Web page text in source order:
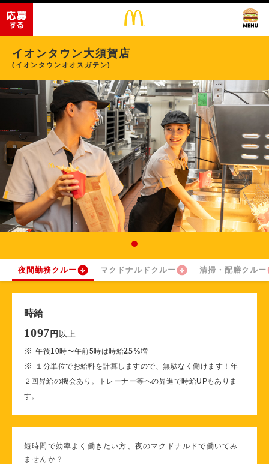
イオンタウン大須賀店
(イオンタウンオオスガテン)
夜間勤務クルー マクドナルドクルー 清掃・配膳クルー
時給
1097 円 以上
※午後10時〜午前5時は時給25%増
※
１分単位でお給料を計算しますので、無駄なく働けます！年
２回昇給の機会あり。トレーナー等への昇進で時給UPもありま
す。
短時間で効率よく働きたい方、夜のマクドナルドで働いてみ
ませんか？